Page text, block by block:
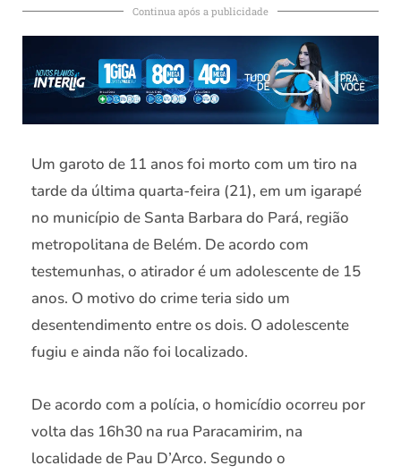
Continua após a publicidade
Um garoto de 11 anos foi morto com um tiro na
tarde da última quarta-feira (21), em um igarapé
no município de Santa Barbara do Pará, região
metropolitana de Belém. De acordo com
testemunhas, o atirador é um adolescente de 15
anos. O motivo do crime teria sido um
desentendimento entre os dois. O adolescente
fugiu e ainda não foi localizado.
De acordo com a polícia, o homicídio ocorreu por
volta das 16h30 na rua Paracamirim, na
localidade de Pau D’Arco. Segundo o